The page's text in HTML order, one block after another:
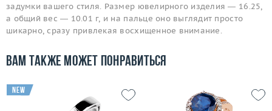
задумки вашего стиля. Размер ювелирного изделия — 16.25,
а общий вес — 10.01 г, и на пальце оно выглядит просто
шикарно, сразу привлекая восхищенное внимание.
Вам также может понравиться
new